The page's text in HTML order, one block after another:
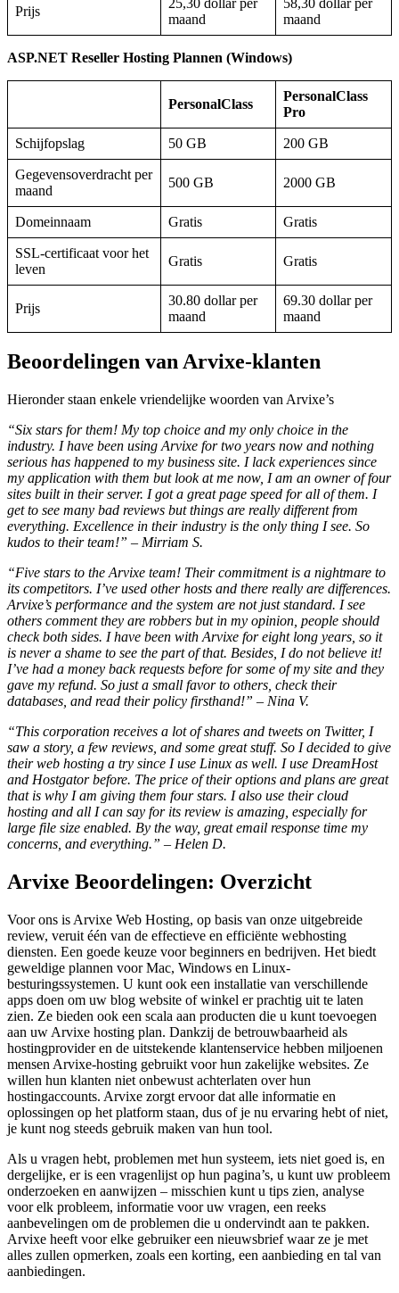
Prijs
maand
maand
ASP.NET Reseller Hosting Plannen (Windows)
PersonalClass
PersonalClass
Pro
Schijfopslag 50 GB 200 GB
Gegevensoverdracht per
maand
500 GB 2000 GB
Domeinnaam Gratis Gratis
SSL-certificaat voor het
leven
Gratis Gratis
Prijs
30.80 dollar per
maand
69.30 dollar per
maand
Beoordelingen van Arvixe-klanten
Hieronder staan enkele vriendelijke woorden van Arvixe’s
“Six stars for them! My top choice and my only choice in the
industry. I have been using Arvixe for two years now and nothing
serious has happened to my business site. I lack experiences since
my application with them but look at me now, I am an owner of four
sites built in their server. I got a great page speed for all of them. I
get to see many bad reviews but things are really different from
everything. Excellence in their industry is the only thing I see. So
kudos to their team!” – Mirriam S.
“Five stars to the Arvixe team! Their commitment is a nightmare to
its competitors. I’ve used other hosts and there really are differences.
Arvixe’s performance and the system are not just standard. I see
others comment they are robbers but in my opinion, people should
check both sides. I have been with Arvixe for eight long years, so it
is never a shame to see the part of that. Besides, I do not believe it!
I’ve had a money back requests before for some of my site and they
gave my refund. So just a small favor to others, check their
databases, and read their policy firsthand!” – Nina V.
“This corporation receives a lot of shares and tweets on Twitter, I
saw a story, a few reviews, and some great stuff. So I decided to give
their web hosting a try since I use Linux as well. I use DreamHost
and Hostgator before. The price of their options and plans are great
that is why I am giving them four stars. I also use their cloud
hosting and all I can say for its review is amazing, especially for
large file size enabled. By the way, great email response time my
concerns, and everything.” – Helen D.
Arvixe Beoordelingen: Overzicht
Voor ons is Arvixe Web Hosting, op basis van onze uitgebreide
review, veruit één van de effectieve en efficiënte webhosting
diensten. Een goede keuze voor beginners en bedrijven. Het biedt
geweldige plannen voor Mac, Windows en Linux-
besturingssystemen. U kunt ook een installatie van verschillende
apps doen om uw blog website of winkel er prachtig uit te laten
zien. Ze bieden ook een scala aan producten die u kunt toevoegen
aan uw Arvixe hosting plan. Dankzij de betrouwbaarheid als
hostingprovider en de uitstekende klantenservice hebben miljoenen
mensen Arvixe-hosting gebruikt voor hun zakelijke websites. Ze
willen hun klanten niet onbewust achterlaten over hun
hostingaccounts. Arvixe zorgt ervoor dat alle informatie en
oplossingen op het platform staan, dus of je nu ervaring hebt of niet,
je kunt nog steeds gebruik maken van hun tool.
Als u vragen hebt, problemen met hun systeem, iets niet goed is, en
dergelijke, er is een vragenlijst op hun pagina’s, u kunt uw probleem
onderzoeken en aanwijzen – misschien kunt u tips zien, analyse
voor elk probleem, informatie voor uw vragen, een reeks
aanbevelingen om de problemen die u ondervindt aan te pakken.
Arvixe heeft voor elke gebruiker een nieuwsbrief waar ze je met
alles zullen opmerken, zoals een korting, een aanbieding en tal van
aanbiedingen.